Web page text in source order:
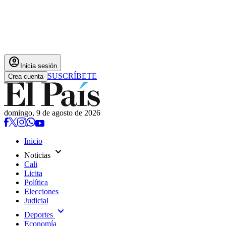
account_circle Inicia sesión
Crea cuenta SUSCRÍBETE
domingo, 9 de agosto de 2026
Inicio
Noticias expand_more
Cali
Licita
Política
Elecciones
Judicial
Deportes expand_more
Economía